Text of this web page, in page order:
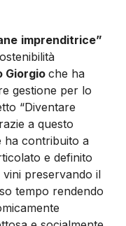
imprenditrice”
Giorgio che ha
gestione per lo
“Diventare
a questo
ha contribuito a
e definito
preservando il
tempo rendendo